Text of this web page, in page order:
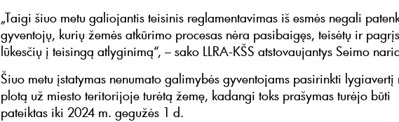
„Taigi šiuo metu galiojantis teisinis reglamentavimas iš esmės negali
gyventojų, kurių žemės atkūrimo procesas nėra pasibaigęs, teisėtų ir
lūkesčių į teisingą atlyginimą“, – sako LLRA-KŠS atstovaujantys Seimo
Šiuo metu įstatymas nenumato galimybės gyventojams pasirinkti lygiavertį
plotą už miesto teritorijoje turėtą žemę, kadangi toks prašymas turėjo būti
pateiktas iki 2024 m. gegužės 1 d.